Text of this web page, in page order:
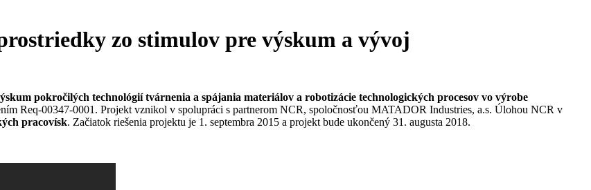
zo stimulov pre výskum a vývoj
pokročilých technológií tvárnenia a spájania materiálov a robotizácie technologických procesov vo výrobe
Req-00347-0001. Projekt vznikol v spolupráci s partnerom NCR, spoločnosťou MATADOR Industries, a.s. Úlohou NCR v
pracovísk. Začiatok riešenia projektu je 1. septembra 2015 a projekt bude ukončený 31. augusta 2018.